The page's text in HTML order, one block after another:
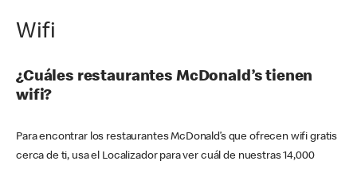
Wifi
¿Cuáles restaurantes McDonald’s tienen
wifi?
Para encontrar los restaurantes McDonald’s que ofrecen wifi gratis
cerca de ti, usa el Localizador para ver cuál de nuestras 14,000